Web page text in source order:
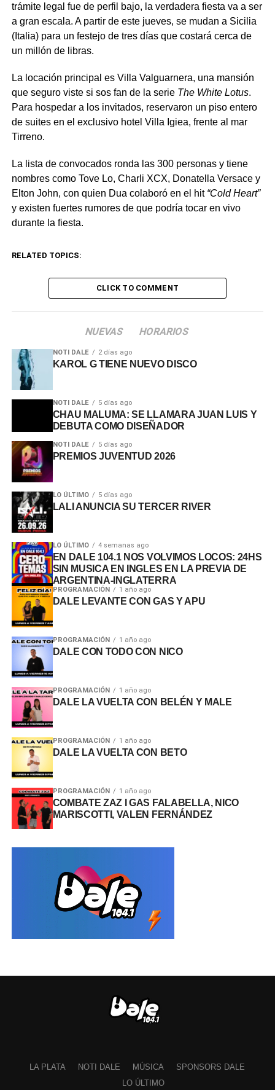
trámite legal fue de perfil bajo, la verdadera fiesta va a ser
a gran escala. A partir de este jueves, se mudan a Sicilia
(Italia) para un festejo de tres días que costará cerca de
un millón de libras.
La locación principal es Villa Valguarnera, una mansión
que seguro viste si sos fan de la serie The White Lotus.
Para hospedar a los invitados, reservaron un piso entero
de suites en el exclusivo hotel Villa Igiea, frente al mar
Tirreno.
La lista de convocados ronda las 300 personas y tiene
nombres como Tove Lo, Charli XCX, Donatella Versace y
Elton John, con quien Dua colaboró en el hit “Cold Heart”
y existen fuertes rumores de que podría tocar en vivo
durante la fiesta.
RELATED TOPICS:
CLICK TO COMMENT
NUEVAS HORARIOS
NOTI DALE 2 días ago
KAROL G TIENE NUEVO DISCO
NOTI DALE 5 días ago
CHAU MALUMA: SE LLAMARA JUAN LUIS Y
DEBUTA COMO DISEÑADOR
NOTI DALE 5 días ago
PREMIOS JUVENTUD 2026
LO ÚLTIMO 5 días ago
LALI ANUNCIA SU TERCER RIVER
LO ÚLTIMO 4 semanas ago
EN DALE 104.1 NOS VOLVIMOS LOCOS: 24HS
SIN MUSICA EN INGLES EN LA PREVIA DE
ARGENTINA-INGLATERRA
PROGRAMACIÓN 1 año ago
DALE LEVANTE CON GAS Y APU
PROGRAMACIÓN 1 año ago
DALE CON TODO CON NICO
PROGRAMACIÓN 1 año ago
DALE LA VUELTA CON BELÉN Y MALE
PROGRAMACIÓN 1 año ago
DALE LA VUELTA CON BETO
PROGRAMACIÓN 1 año ago
COMBATE ZAZ I GAS FALABELLA, NICO
MARISCOTTI, VALEN FERNÁNDEZ
LA PLATA NOTI DALE MÚSICA
SPONSORS DALE
LO ÚLTIMO